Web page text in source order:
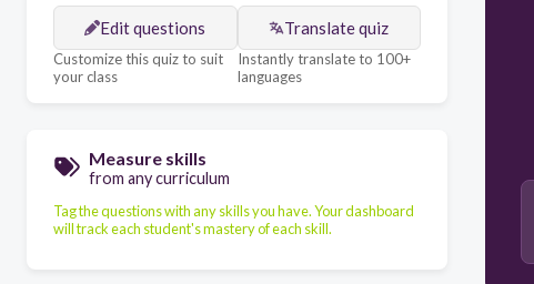
Edit questions
Customize this quiz to suit
your class
Translate quiz
Instantly translate to 100+
languages
Measure skills
from any curriculum
Tag the questions with any skills you have. Your dashboard
will track each student's mastery of each skill.